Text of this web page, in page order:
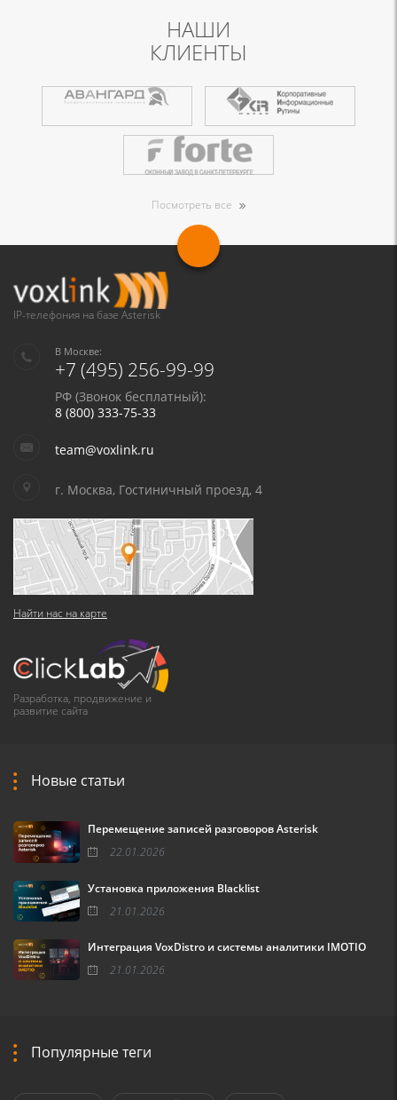
НАШИ
КЛИЕНТЫ
Посмотреть все
IP-телефония на базе Asterisk
В Москве:
+7 (495) 256-99-99
РФ (Звонок бесплатный):
8 (800) 333-75-33
team@voxlink.ru
г. Москва, Гостиничный проезд, 4
Найти нас на карте
Разработка, продвижение и
развитие сайта
Новые статьи
Перемещение записей разговоров Asterisk
22.01.2026
Установка приложения Blacklist
21.01.2026
Интеграция VoxDistro и системы аналитики IMOTIO
21.01.2026
Популярные теги